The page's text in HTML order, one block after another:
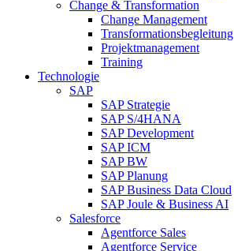
Change & Transformation
Change Management
Transformationsbegleitung
Projektmanagement
Training
Technologie
SAP
SAP Strategie
SAP S/4HANA
SAP Development
SAP ICM
SAP BW
SAP Planung
SAP Business Data Cloud
SAP Joule & Business AI
Salesforce
Agentforce Sales
Agentforce Service